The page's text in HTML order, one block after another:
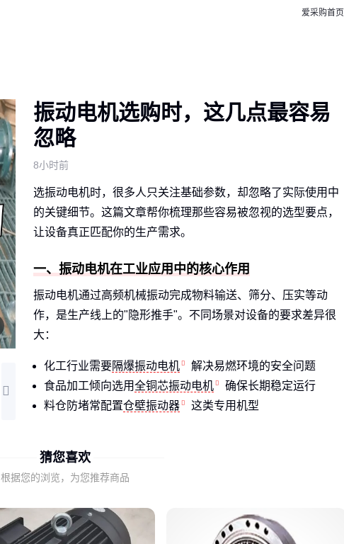
爱采购首页
振动电机选购时，这几点最容易
忽略
8小时前
选振动电机时，很多人只关注基础参数，却忽略了实际使用中
的关键细节。这篇文章帮你梳理那些容易被忽视的选型要点，
让设备真正匹配你的生产需求。
一、振动电机在工业应用中的核心作用
振动电机通过高频机械振动完成物料输送、筛分、压实等动
作，是生产线上的"隐形推手"。不同场景对设备的要求差异很
大：
化工行业需要隔爆振动电机
解决易燃环境的安全问题
食品加工倾向选用全铜芯振动电机
确保长期稳定运行
料仓防堵常配置仓壁振动器 这类专用机型
虑具体参数。
振动频率和激振力不是唯一指标，这些隐性因素更值得关注：
猜您喜欢
根据您的浏览，为您推荐商品